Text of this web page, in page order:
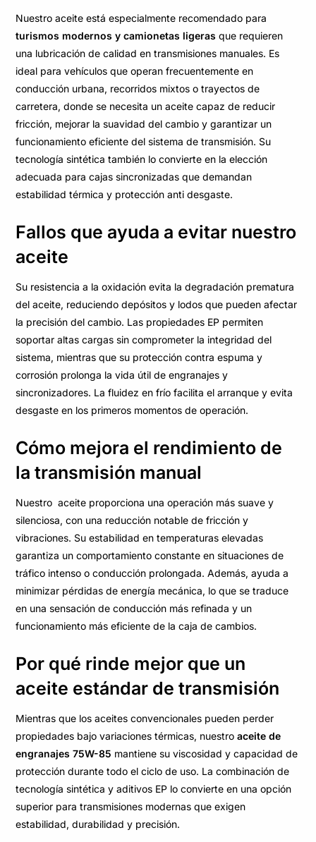
Nuestro aceite está especialmente recomendado para
turismos modernos y camionetas ligeras que requieren
una lubricación de calidad en transmisiones manuales. Es
ideal para vehículos que operan frecuentemente en
conducción urbana, recorridos mixtos o trayectos de
carretera, donde se necesita un aceite capaz de reducir
fricción, mejorar la suavidad del cambio y garantizar un
funcionamiento eficiente del sistema de transmisión. Su
tecnología sintética también lo convierte en la elección
adecuada para cajas sincronizadas que demandan
estabilidad térmica y protección anti desgaste.
Fallos que ayuda a evitar nuestro
aceite
Su resistencia a la oxidación evita la degradación prematura
del aceite, reduciendo depósitos y lodos que pueden afectar
la precisión del cambio. Las propiedades EP permiten
soportar altas cargas sin comprometer la integridad del
sistema, mientras que su protección contra espuma y
corrosión prolonga la vida útil de engranajes y
sincronizadores. La fluidez en frío facilita el arranque y evita
desgaste en los primeros momentos de operación.
Cómo mejora el rendimiento de
la transmisión manual
Nuestro aceite proporciona una operación más suave y
silenciosa, con una reducción notable de fricción y
vibraciones. Su estabilidad en temperaturas elevadas
garantiza un comportamiento constante en situaciones de
tráfico intenso o conducción prolongada. Además, ayuda a
minimizar pérdidas de energía mecánica, lo que se traduce
en una sensación de conducción más refinada y un
funcionamiento más eficiente de la caja de cambios.
Por qué rinde mejor que un
aceite estándar de transmisión
Mientras que los aceites convencionales pueden perder
propiedades bajo variaciones térmicas, nuestroaceite de
engranajes 75W-85 mantiene su viscosidad y capacidad de
protección durante todo el ciclo de uso. La combinación de
tecnología sintética y aditivos EP lo convierte en una opción
superior para transmisiones modernas que exigen
estabilidad, durabilidad y precisión.